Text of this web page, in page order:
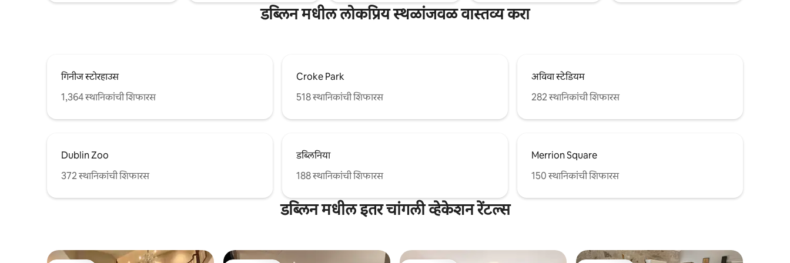
डब्लिन मधील लोकप्रिय स्थळांजवळ वास्तव्य करा
गिनीज स्टोरहाउस
1,364 स्थानिकांची शिफारस
Croke Park
518 स्थानिकांची शिफारस
अविवा स्टेडियम
282 स्थानिकांची शिफारस
Dublin Zoo
372 स्थानिकांची शिफारस
डब्लिनिया
188 स्थानिकांची शिफारस
Merrion Square
150 स्थानिकांची शिफारस
डब्लिन मधील इतर चांगली व्हेकेशन रेंटल्स